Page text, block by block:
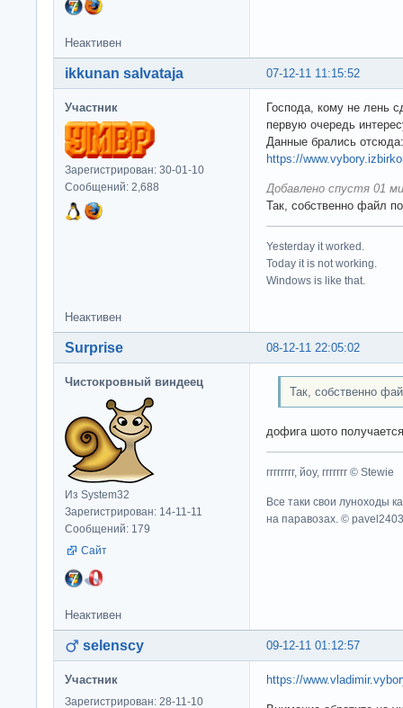
Неактивен
07-12-11 11:15:52
ikkunan salvataja
Участник
Зарегистрирован: 30-01-10
Сообщений: 2,688
Господа, кому не лень
первую очередь
Данные брались отсюда:
https://
Добавлено спустя 01
Так, собственно файл
Yesterday it worked.
Today it is not working.
Windows is like that.
Неактивен
08-12-11 22:05:02
Surprise
Чистокровный виндеец
Из System32
Зарегистрирован: 14-11-11
Сообщений: 179
Сайт
Так, собственно
дофига шото
гггггггг, йоу, ггггггг © Stewie
Все таки свои луноходы
на паравозах. © pavel2403
Неактивен
09-12-11 01:12:57
selenscy
Участник
Зарегистрирован: 28-11-10
https://